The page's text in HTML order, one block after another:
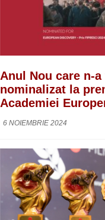
Anul Nou care n-
nominalizat la
Academiei
6 NOIEMBRIE 2024